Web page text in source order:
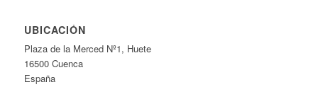
UBICACIÓN
Plaza de la Merced Nº1, Huete
16500 Cuenca
España